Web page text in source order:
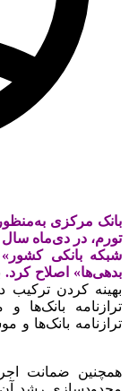
بانک مرکزی
شبکه بانکی
بدهی‌ها» اصلاح کرد.
بهینه کردن ترکیب
ترازنامه بانک‌ها
همچنین ضمانت